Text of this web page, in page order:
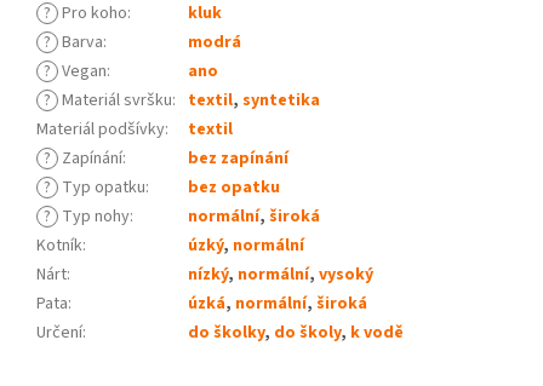
? Pro koho:
kluk
? Barva:
modrá
? Vegan:
ano
? Materiál svršku: textil, syntetika
Materiál podšívky:
textil
? Zapínání:
bez zapínání
? Typ opatku:
bez opatku
? Typ nohy: normální, široká
Kotník: úzký, normální
Nárt: nízký, normální, vysoký
Pata: úzká, normální, široká
Určení: do školky, do školy, k vodě